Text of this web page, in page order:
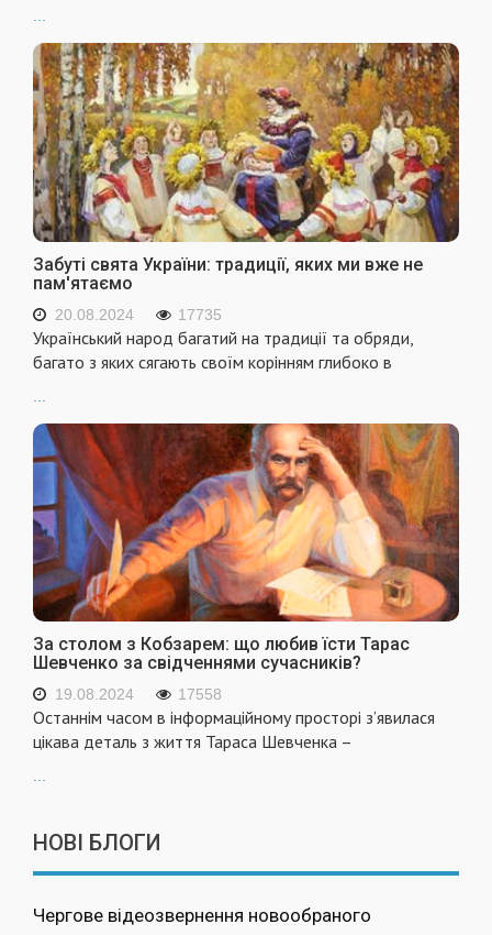
...
Забуті свята України: традиції, яких ми вже не
пам'ятаємо
20.08.2024 17735
Український народ багатий на традиції та обряди,
багато з яких сягають своїм корінням глибоко в
За столом з Кобзарем: що любив їсти Тарас
Шевченко за свідченнями сучасників?
19.08.2024 17558
Останнім часом в інформаційному просторі з’явилася
цікава деталь з життя Тараса Шевченка –
НОВІ БЛОГИ
Чергове відеозвернення новообраного